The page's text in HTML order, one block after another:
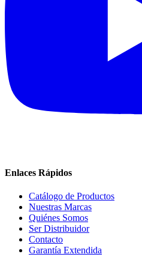
Enlaces Rápidos
Catálogo de Productos
Nuestras Marcas
Quiénes Somos
Ser Distribuidor
Contacto
Garantía Extendida